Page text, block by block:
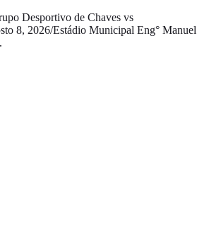
Desportivo de Chaves vs
8, 2026/Estádio Municipal Eng° Manuel